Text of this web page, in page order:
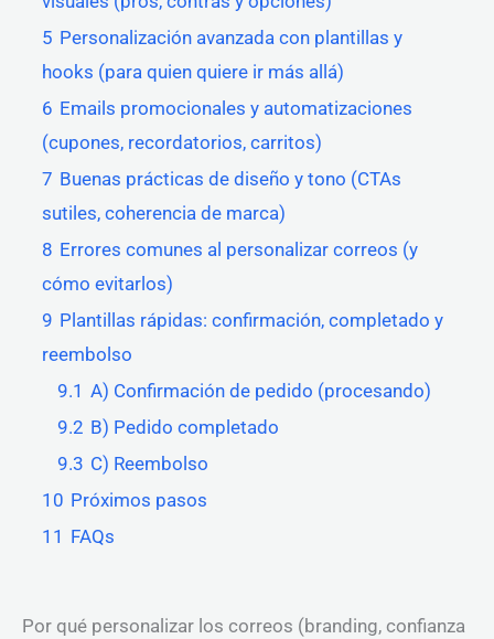
5 Personalización avanzada con plantillas y
hooks (para quien quiere ir más allá)
6 Emails promocionales y automatizaciones
(cupones, recordatorios, carritos)
7 Buenas prácticas de diseño y tono (CTAs
sutiles, coherencia de marca)
8 Errores comunes al personalizar correos (y
cómo evitarlos)
9 Plantillas rápidas: confirmación, completado y
reembolso
9.1 A) Confirmación de pedido (procesando)
9.2 B) Pedido completado
9.3 C) Reembolso
10 Próximos pasos
11 FAQs
Por qué personalizar los correos (branding, confianza